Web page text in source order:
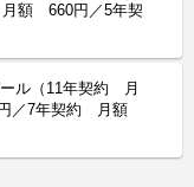
額 660円／5年契
ール（11年契約 月
／7年契約 月額